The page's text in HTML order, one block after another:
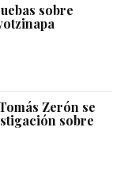
sobre
Zerón se
sobre